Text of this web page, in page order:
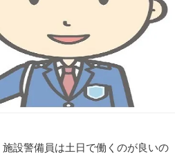
施設警備員は土日で働くのが良いの